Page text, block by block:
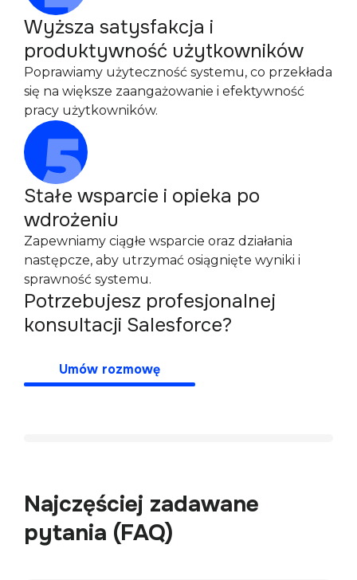
Wyższa satysfakcja i
produktywność użytkowników
Poprawiamy użyteczność systemu, co przekłada
się na większe zaangażowanie i efektywność
pracy użytkowników.
Stałe wsparcie i opieka po
wdrożeniu
Zapewniamy ciągłe wsparcie oraz działania
następcze, aby utrzymać osiągnięte wyniki i
sprawność systemu.
Potrzebujesz profesjonalnej
Umów rozmowę
Najczęściej zadawane
pytania (FAQ)